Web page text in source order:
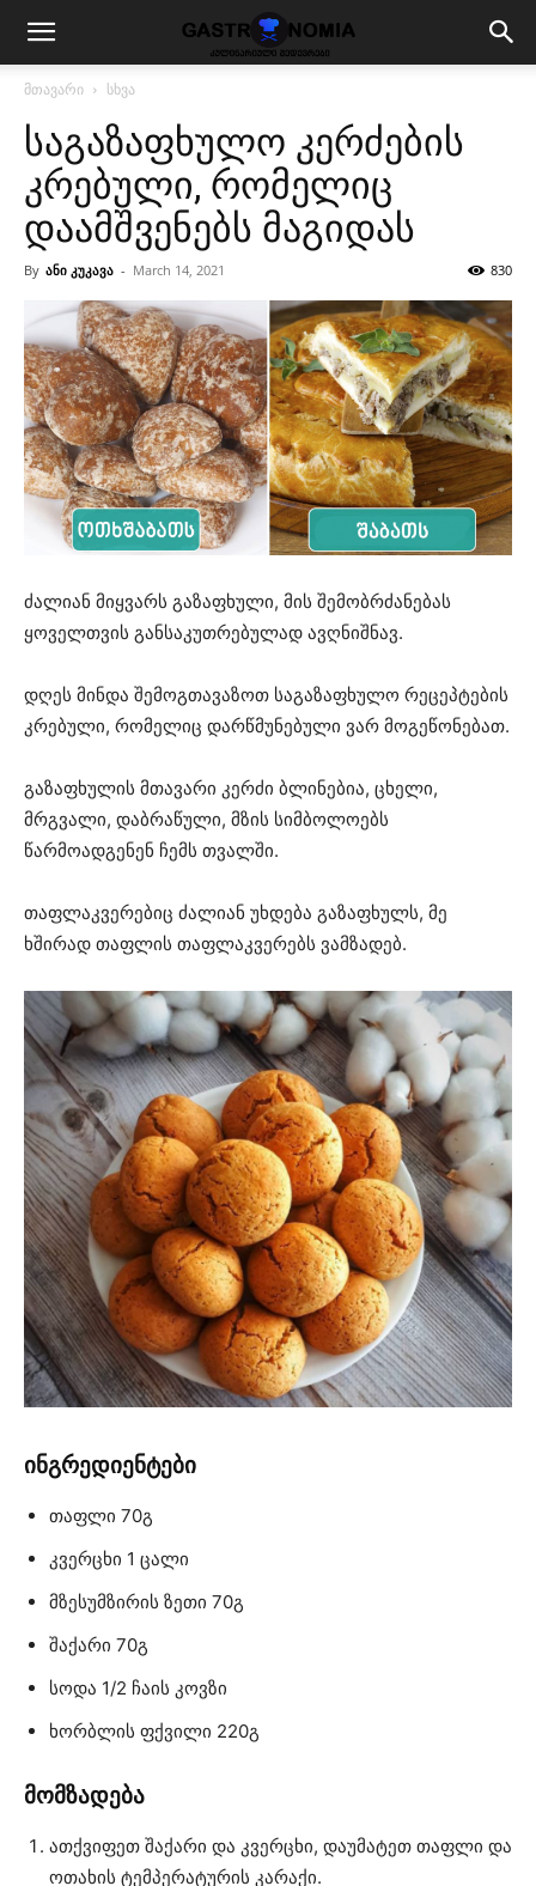
მთავარი სხვა
საგაზაფხულო კერძების
კრებული, რომელიც
დაამშვენებს მაგიდას
By ანი კუკავა - March 14, 2021 830
ძალიან მიყვარს გაზაფხული, მის შემობრძანებას
ყოველთვის განსაკუთრებულად ავღნიშნავ.
დღეს მინდა შემოგთავაზოთ საგაზაფხულო რეცეპტების
კრებული, რომელიც დარწმუნებული ვარ მოგეწონებათ.
გაზაფხულის მთავარი კერძი ბლინებია, ცხელი,
მრგვალი, დაბრაწული, მზის სიმბოლოებს
წარმოადგენენ ჩემს თვალში.
თაფლაკვერებიც ძალიან უხდება გაზაფხულს, მე
ხშირად თაფლის თაფლაკვერებს ვამზადებ.
ინგრედიენტები
თაფლი 70გ
კვერცხი 1 ცალი
მზესუმზირის ზეთი 70გ
შაქარი 70გ
სოდა 1/2 ჩაის კოვზი
ხორბლის ფქვილი 220გ
მომზადება
ათქვიფეთ შაქარი და კვერცხი, დაუმატეთ თაფლი და
ოთახის ტემპერატურის კარაქი.